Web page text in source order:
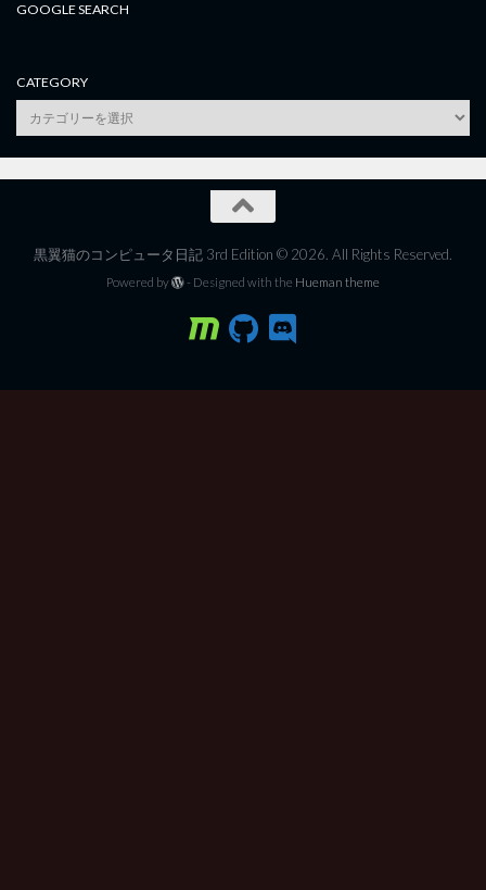
GOOGLE SEARCH
CATEGORY
category
黒翼猫のコンピュータ日記 3rd Edition © 2026. All Rights Reserved.
Powered by - Designed with the Hueman theme